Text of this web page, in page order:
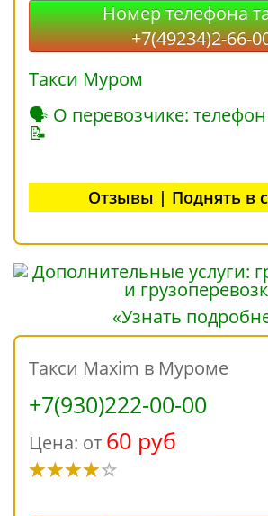
Номер телефона
+7(49234)2-66-
Такси Муром
🗣 О перевозчике:
📝
Отзывы | Поднять в
«Узнать
Такси Maxim в Муроме
+7(930)222-00-00
Цена: от 60 руб